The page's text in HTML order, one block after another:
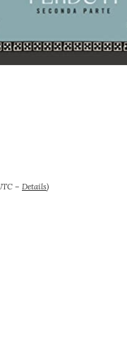
– Details)